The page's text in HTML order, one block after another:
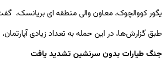
یگور کووالچوک، معاون والی منطقه ای بریانسک،
طبق گزارش‌ها، در این حمله به تعداد زیادی
جنگ طیارات بدون سرنشین تشدید یافت